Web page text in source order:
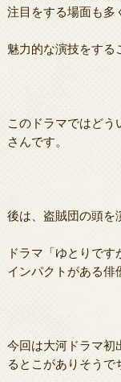
注目をする場面も多
魅力的な演技をする
このドラマではど
さんです。
後は、盗賊団の頭を
ドラマ「ゆとりで
インパクトがある俳
今回は大河ドラマ初
るとこがありそうで